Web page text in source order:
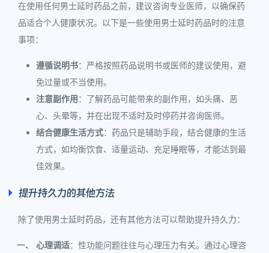
在使用任何男士延时药品之前，建议咨询专业医师，以确保药
品适合个人健康状况。以下是一些使用男士延时药品时的注意
事项：
遵循说明书：严格按照药品说明书或医师的建议使用，避
免过量或不当使用。
注意副作用：了解药品可能带来的副作用，如头痛、恶
心、头晕等，并在出现不适时及时停药并咨询医师。
结合健康生活方式：药品只是辅助手段，结合健康的生活
方式，如均衡饮食、适量运动、充足睡眠等，才能达到最
佳效果。
提升持久力的其他方法
除了使用男士延时药品，还有其他方法可以帮助提升持久力：
心理调适：性功能问题往往与心理压力有关。通过心理咨